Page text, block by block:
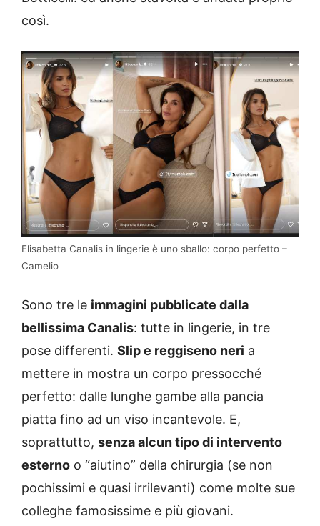
così.
Elisabetta Canalis in lingerie è uno sballo: corpo perfetto –
Camelio
Sono tre le immagini pubblicate dalla
bellissima Canalis: tutte in lingerie, in tre
pose differenti. Slip e reggiseno neri a
mettere in mostra un corpo pressocché
perfetto: dalle lunghe gambe alla pancia
piatta fino ad un viso incantevole. E,
soprattutto, senza alcun tipo di intervento
esterno o “aiutino” della chirurgia (se non
pochissimi e quasi irrilevanti) come molte sue
colleghe famosissime e più giovani.